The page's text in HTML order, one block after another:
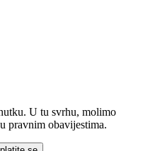
U tu svrhu, molimo
pravnim obavijestima.